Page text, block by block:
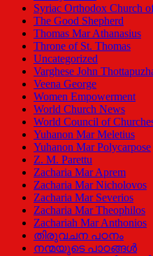
Syriac Orthodox Church
The Good Shepherd
Thomas Mar Athanasius
Throne of St. Thomas
Uncategorized
Varghese John
Veena George
Women Empowerment
World Church News
World Council of
Yuhanon Mar Meletius
Yuhanon Mar Polycarpose
Z. M. Parettu
Zacharia Mar Aprem
Zacharia Mar Nicholovos
Zacharia Mar Severios
Zacharia Mar Theophilos
Zachariah Mar Anthonios
തിരുവചന പഠനം
നന്മയുടെ പാഠങ്ങള്‍